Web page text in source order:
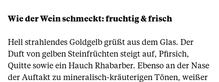
Wie der Wein schmeckt: fruchtig & frisch
Hell strahlendes Goldgelb grüßt aus dem Glas. Der
Duft von gelben Steinfrüchten steigt auf, Pfirsich,
Quitte sowie ein Hauch Rhabarber. Ebenso an der Nase
der Auftakt zu mineralisch-kräuterigen Tönen, weißer